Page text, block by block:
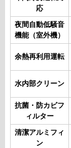
応
夜間自動低騒音
機能（室外機）
余熱再利用運転
水内部クリーン
抗菌・防カビフ
ィルター
清潔アルミフィ
ン